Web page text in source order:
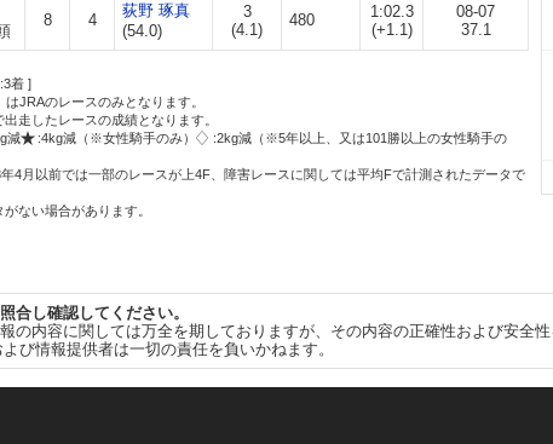
8 4
荻野 琢真
(54.0)
3
(4.1)
480
1:02.3
(+1.1)
08-07
37.1
:3着 ]
JRAのレースのみとなります。
走したレースの成績となります。
減 :4kg減（※女性騎手のみ）
:2kg減（※5年以上、又は101勝以上の女性騎手の
4月以前では一部のレースが上4F、障害レースに関しては平均Fで計測されたデータで
ない場合があります。
合し確認してください。
の内容に関しては万全を期しておりますが、その内容の正確性および安全
び情報提供者は一切の責任を負いかねます。